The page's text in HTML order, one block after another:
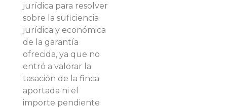
jurídica para resolver
sobre la suficiencia
jurídica y económica
de la garantía
ofrecida, ya que no
entró a valorar la
tasación de la finca
aportada ni el
importe pendiente